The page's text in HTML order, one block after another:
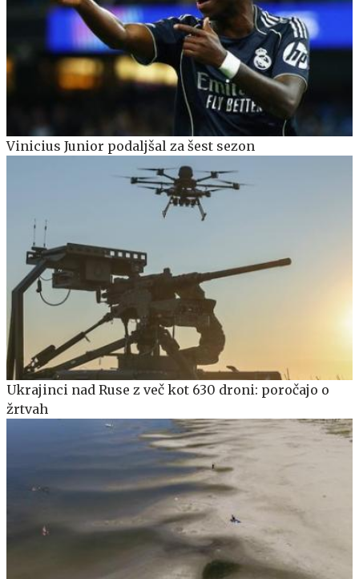
Vinicius Junior podaljšal za šest sezon
Ukrajinci nad Ruse z več kot 630 droni: poročajo o
žrtvah